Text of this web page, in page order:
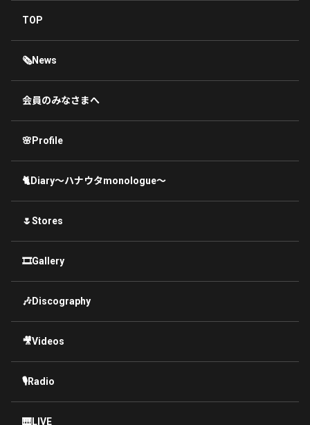
TOP
🗞News
会員のみなさまへ
🌸Profile
🐈Diary〜ハナウタmonologue〜
🌷Stores
🎞Gallery
🎶Discography
🎥Videos
🎙Radio
🎹LIVE